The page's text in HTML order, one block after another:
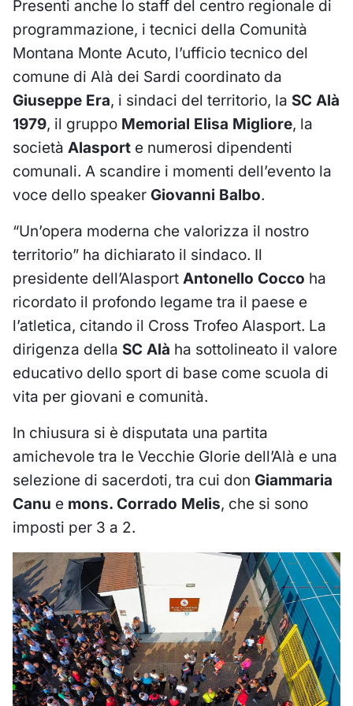
Presenti anche lo staff del centro regionale di
programmazione, i tecnici della Comunità
Montana Monte Acuto, l’ufficio tecnico del
comune di Alà dei Sardi coordinato da
Giuseppe Era, i sindaci del territorio, la SC Alà
1979, il gruppo Memorial Elisa Migliore, la
società Alasport e numerosi dipendenti
comunali. A scandire i momenti dell’evento la
voce dello speaker Giovanni Balbo.
“Un’opera moderna che valorizza il nostro
territorio” ha dichiarato il sindaco. Il
presidente dell’Alasport Antonello Cocco ha
ricordato il profondo legame tra il paese e
l’atletica, citando il Cross Trofeo Alasport. La
dirigenza della SC Alà ha sottolineato il valore
educativo dello sport di base come scuola di
vita per giovani e comunità.
In chiusura si è disputata una partita
amichevole tra le Vecchie Glorie dell’Alà e una
selezione di sacerdoti, tra cui don Giammaria
Canu e mons. Corrado Melis, che si sono
imposti per 3 a 2.